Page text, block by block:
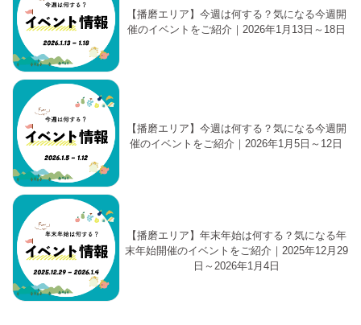
【播磨エリア】今週は何する？気になる今週開
催のイベントをご紹介｜2026年1月13日～18日
【播磨エリア】今週は何する？気になる今週開
催のイベントをご紹介｜2026年1月5日～12日
【播磨エリア】年末年始は何する？気になる年
末年始開催のイベントをご紹介｜2025年12月29
日～2026年1月4日